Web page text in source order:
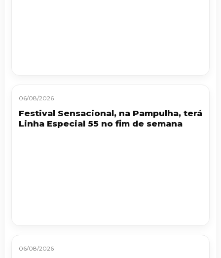
06/08/2026
Festival Sensacional, na Pampulha, terá
Linha Especial 55 no fim de semana
06/08/2026